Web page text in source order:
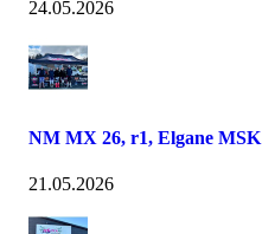
24.05.2026
NM MX 26, r1, Elgane MSK
21.05.2026